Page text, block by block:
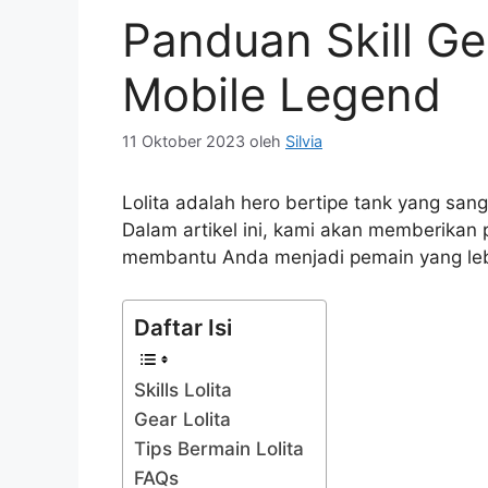
Panduan Skill
Mobile Legend
11 Oktober 2023 oleh Silvia
Lolita adalah hero bertipe tank yang
Dalam artikel ini, kami akan
membantu Anda menjadi pemain yang
Daftar Isi
Skills Lolita
Gear Lolita
Tips Bermain Lolita
FAQs